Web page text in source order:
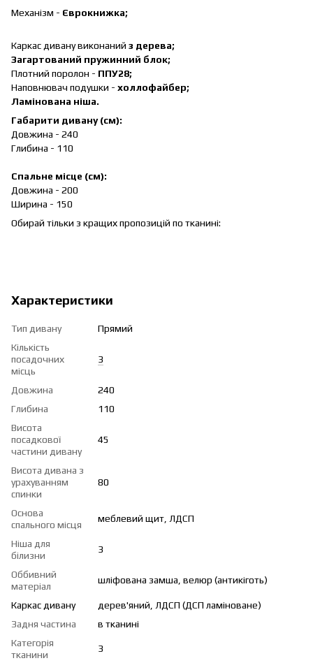
Механізм - Єврокнижка;
Каркас дивану виконаний з дерева;
Загартований пружинний блок;
Плотний поролон - ППУ28;
Наповнювач подушки - холлофайбер;
Ламінована ніша.
Габарити дивану (см):
Довжина - 240
Глибина - 110
Спальне місце (см):
Довжина - 200
Ширина - 150
Обирай тільки з кращих пропозицій по тканині:
Характеристики
Тип дивану
Прямий
Кількість
посадочних
місць
3
Довжина
240
Глибина
110
Висота
посадкової
частини дивану
45
Висота дивана з
урахуванням
спинки
80
Основа
спального місця
меблевий щит, ЛДСП
Ніша для
білизни
3
Оббивний
матеріал
шліфована замша, велюр (антикіготь)
Каркас дивану
дерев'яний, ЛДСП (ДСП ламіноване)
Задня частина
в тканині
Категорія
тканини
3